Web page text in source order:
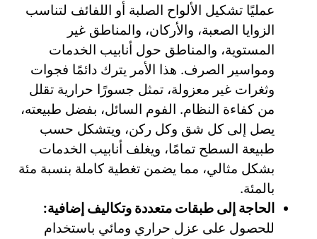
عمليًا تشكيل الألواح الصلبة أو اللفائف لتناسب
الزوايا الصعبة، والأركان، والمناطق غير
المستوية، والمناطق حول أنابيب الخدمات
ومواسير الصرف. هذا الأمر يترك دائمًا فجوات
وثغرات غير معزولة، تمثل جسورًا حرارية تقلل
من كفاءة النظام. الفوم السائل، بفضل طبيعته،
يصل إلى كل شق وكل ركن، ويتشكل حسب
طبيعة السطح تمامًا، ويغلف أنابيب الخدمات
بشكل مثالي، مما يضمن تغطية كاملة بنسبة مئة
بالمئة.
الحاجة إلى طبقات متعددة وتكاليف إضافية:
للحصول على عزل حراري ومائي باستخدام